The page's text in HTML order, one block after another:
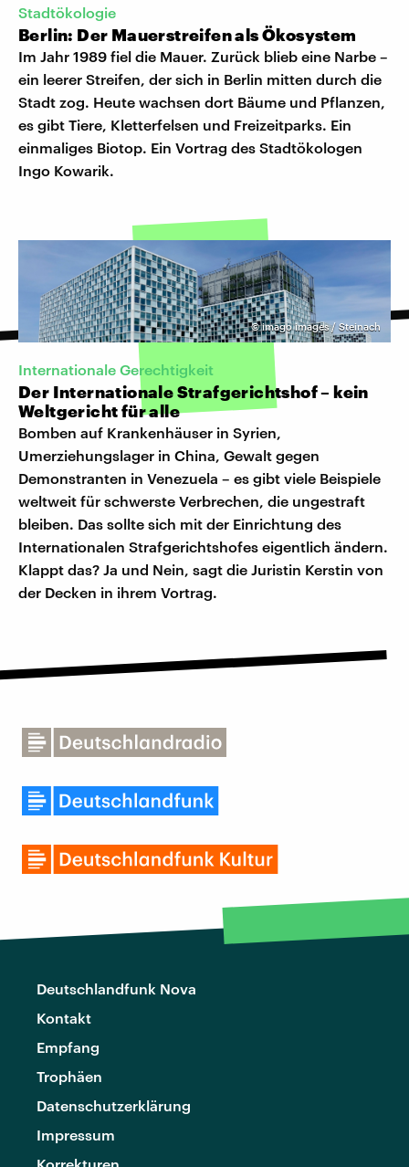
Stadtökologie
Berlin: Der Mauerstreifen als Ökosystem
Im Jahr 1989 fiel die Mauer. Zurück blieb eine Narbe –
ein leerer Streifen, der sich in Berlin mitten durch die
Stadt zog. Heute wachsen dort Bäume und Pflanzen,
es gibt Tiere, Kletterfelsen und Freizeitparks. Ein
einmaliges Biotop. Ein Vortrag des Stadtökologen
Ingo Kowarik.
©imago images / Steinach
Internationale Gerechtigkeit
Der Internationale Strafgerichtshof – kein
Weltgericht für alle
Bomben auf Krankenhäuser in Syrien,
Umerziehungslager in China, Gewalt gegen
Demonstranten in Venezuela – es gibt viele Beispiele
weltweit für schwerste Verbrechen, die ungestraft
bleiben. Das sollte sich mit der Einrichtung des
Internationalen Strafgerichtshofes eigentlich ändern.
Klappt das? Ja und Nein, sagt die Juristin Kerstin von
der Decken in ihrem Vortrag.
Deutschlandfunk Nova
Kontakt
Empfang
Trophäen
Datenschutzerklärung
Impressum